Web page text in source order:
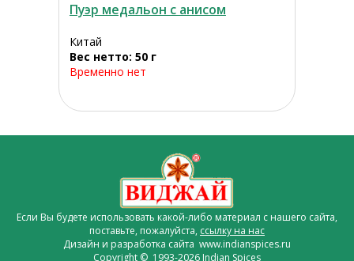
Пуэр медальон с анисом
Китай
Вес нетто: 50 г
Временно нет
Если Вы будете использовать какой-либо материал с нашего сайта,
поставьте, пожалуйста, ссылку на нас
Дизайн и разработка сайта www.indianspices.ru
Copyright © 1993-2026 Indian Spices